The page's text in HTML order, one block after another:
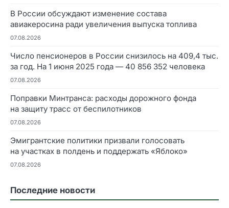
В России обсуждают изменение состава
авиакеросина ради увеличения выпуска топлива
07.08.2026
Число пенсионеров в России снизилось на 409,4 тыс.
за год. На 1 июня 2025 года — 40 856 352 человека
07.08.2026
Поправки Минтранса: расходы дорожного фонда
на защиту трасс от беспилотников
07.08.2026
Эмигрантские политики призвали голосовать
на участках в полдень и поддержать «Яблоко»
07.08.2026
Последние новости